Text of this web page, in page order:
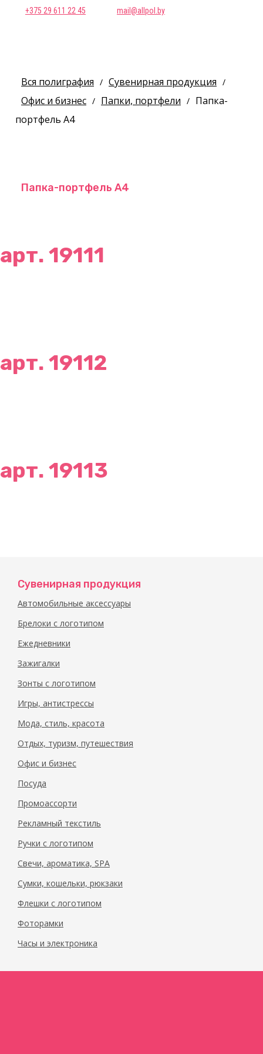
+375 29 611 22 45 mail@allpol.by
Вся полиграфия / Сувенирная продукция /
Офис и бизнес / Папки, портфели / Папка-
портфель А4
Папка-портфель А4
арт. 19111
арт. 19112
арт. 19113
Сувенирная продукция
Автомобильные аксессуары
Брелоки с логотипом
Ежедневники
Зажигалки
Зонты с логотипом
Игры, антистрессы
Мода, стиль, красота
Отдых, туризм, путешествия
Офис и бизнес
Посуда
Промоассорти
Рекламный текстиль
Ручки с логотипом
Свечи, ароматика, SPA
Сумки, кошельки, рюкзаки
Флешки с логотипом
Фоторамки
Часы и электроника